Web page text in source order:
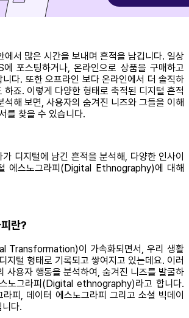
에서 많은 시간을 보내며 흔적을 남깁니다. 일상
포스팅하거나, 온라인으로 상품을 구매하고
다. 또한 오프라인 보다 온라인에서 더 솔직하
하죠. 이렇게 다양한 형태로 축적된 디지털 흔적
석해 보면, 사용자의 숨겨진 니즈와 그들을 이해
를 찾을 수 있습니다.
디지털에 남긴 흔적을 분석해, 다양한 인사이
에스노그라피(Digital Ethnography)에 대해
란?
Transformation)이 가속화되면서, 우리 생활
지털 형태로 기록되고 쌓여지고 있는데요. 이러
사용자 행동을 분석하여, 숨겨진 니즈를 발굴하
노그라피(Digital ethnography)라고 합니다.
피, 데이터 에스노그라피 그리고 소셜 빅데이
다.